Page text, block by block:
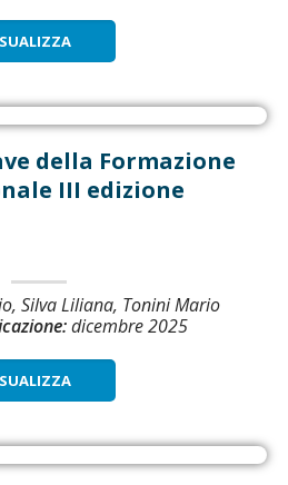
della Formazione
III edizione
Silva Liliana, Tonini Mario
dicembre 2025